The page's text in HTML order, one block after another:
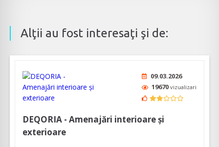
Alţii au fost interesaţi şi de:
09.03.2026
19670 vizualizari
DEQORIA - Amenajări interioare și
exterioare